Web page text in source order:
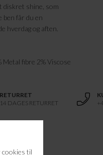
diskret shine, som
ben får du en
hverdag og aften.
fibre 2% Viscose
RETURRET
14 DAGES RETURRET